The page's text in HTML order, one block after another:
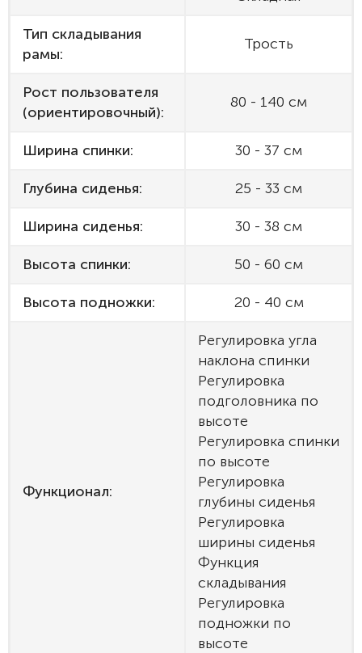
Тип складывания
рамы:
Трость
Рост пользователя
(ориентировочный):
80 - 140 см
Ширина спинки: 30 - 37 см
Глубина сиденья: 25 - 33 см
Ширина сиденья: 30 - 38 см
Высота спинки: 50 - 60 см
Высота подножки: 20 - 40 см
Функционал:
Регулировка угла
наклона спинки
Регулировка
подголовника по
высоте
Регулировка спинки
по высоте
Регулировка
глубины сиденья
Регулировка
ширины сиденья
Функция
складывания
Регулировка
подножки по
высоте